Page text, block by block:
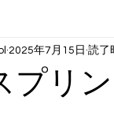
プリ
2025年7月15日 読了